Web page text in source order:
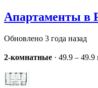
Апартаменты в
Обновлено 3 года назад
2-комнатные · 49.9 –